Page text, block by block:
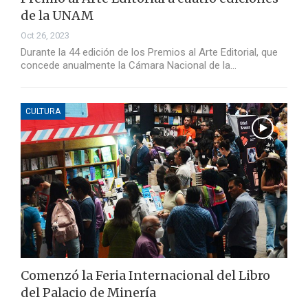
de la UNAM
Oct 26, 2023
Durante la 44 edición de los Premios al Arte Editorial, que
concede anualmente la Cámara Nacional de la…
CULTURA
Comenzó la Feria Internacional del Libro
del Palacio de Minería